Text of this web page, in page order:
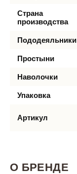
Страна
производства
Пододеяльники
Простыни
Наволочки
Упаковка
Артикул
О БРЕНДЕ